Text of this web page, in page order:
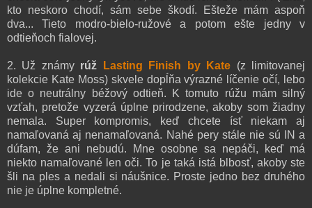
kto neskoro chodí, sám sebe škodí. Ešteže mám aspoň
dva... Tieto modro-bielo-ružové a potom ešte jedny v
odtieňoch fialovej.
2. Už známy rúž Lasting Finish by Kate (z limitovanej
kolekcie Kate Moss) skvele dopĺňa výrazné líčenie očí, lebo
ide o neutrálny béžový odtieň. K tomuto rúžu mám silný
vzťah, pretože vyzerá úplne prirodzene, akoby som žiadny
nemala. Super kompromis, keď chcete ísť niekam aj
namaľovaná aj nenamaľovaná. Nahé pery stále nie sú IN a
dúfam, že ani nebudú. Mne osobne sa nepáči, keď má
niekto namaľované len oči. To je taká istá blbosť, akoby ste
šli na ples a nedali si náušnice. Proste jedno bez druhého
nie je úplne kompletné.